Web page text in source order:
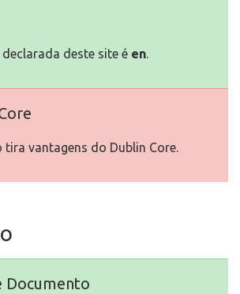
deste site é en.
tira vantagens do Dublin Core.
Documento